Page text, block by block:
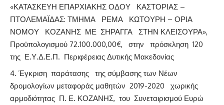
«ΚΑΤΑΣΚΕΥΗ ΕΠΑΡΧΙΑΚΗΣ ΟΔΟΥ ΚΑΣΤΟΡΙΑΣ –
ΠΤΟΛΕΜΑΪΔΑΣ: ΤΜΗΜΑ ΡΕΜΑ ΚΩΤΟΥΡΗ – ΟΡΙΑ
ΝΟΜΟΥ ΚΟΖΑΝΗΣ ΜΕ ΣΗΡΑΓΓΑ ΣΤΗΝ ΚΛΕΙΣΟΥΡΑ»,
Προϋπολογισμού 72.100.000,00€, στην πρόσκληση 120
της Ε.Υ.Δ.Ε.Π. Περιφέρειας Δυτικής Μακεδονίας
Έγκριση παράτασης της σύμβασης των Νέων
δρομολογίων μεταφοράς μαθητών 2019-2020 χωρικής
αρμοδιότητας Π. Ε. ΚΟΖΑΝΗΣ, του Συνεταιρισμού Ευρώ